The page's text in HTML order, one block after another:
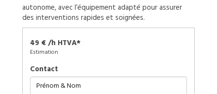
autonome, avec l’équipement adapté pour assurer
des interventions rapides et soignées.
49 € /h HTVA*
Estimation
Contact